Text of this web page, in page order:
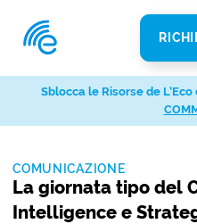
COMUNICAZIONE
La giornata tipo del
Intelligence e
Sblocca le Risorse de